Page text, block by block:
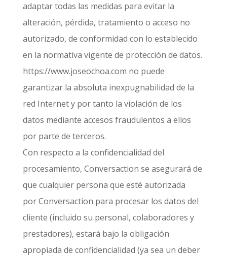
adaptar todas las medidas para evitar la
alteración, pérdida, tratamiento o acceso no
autorizado, de conformidad con lo establecido
en la normativa vigente de protección de datos.
https://www.joseochoa.com no puede
garantizar la absoluta inexpugnabilidad de la
red Internet y por tanto la violación de los
datos mediante accesos fraudulentos a ellos
por parte de terceros.
Con respecto a la confidencialidad del
procesamiento, Conversaction se asegurará de
que cualquier persona que esté autorizada
por Conversaction para procesar los datos del
cliente (incluido su personal, colaboradores y
prestadores), estará bajo la obligación
apropiada de confidencialidad (ya sea un deber